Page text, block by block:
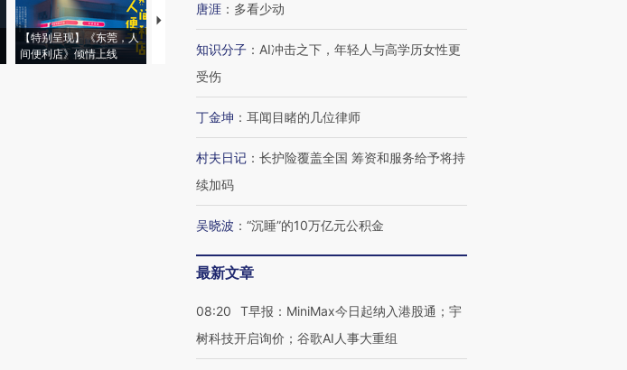
【特别呈现】《东莞，人
间便利店》倾情上线
【推广】走进第四届链博
有意思的生活方式·第三对
住三大增长引擎是什么？
唐涯 ： 多看少动
知识分子 ： AI冲击之下，年轻人与高学历女性更
受伤
丁金坤 ： 耳闻目睹的几位律师
村夫日记 ： 长护险覆盖全国 筹资和服务给予将持
续加码
吴晓波 ： “沉睡”的10万亿元公积金
最新文章
08:20
T早报：MiniMax今日起纳入港股通；宇
树科技开启询价；谷歌AI人事大重组